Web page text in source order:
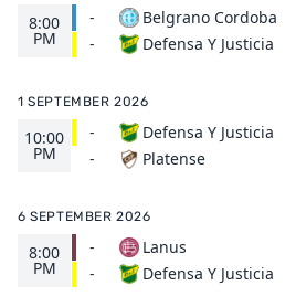
8:00
PM
-
-
Belgrano Cordoba
Defensa Y Justicia
1 SEPTEMBER 2026
10:00
PM
-
-
Defensa Y Justicia
Platense
6 SEPTEMBER 2026
8:00
PM
-
-
Lanus
Defensa Y Justicia